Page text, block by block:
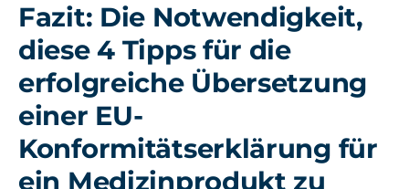
Fazit: Die Notwendigkeit,
diese 4 Tipps für die
erfolgreiche Übersetzung
einer EU-
Konformitätserklärung für
ein Medizinprodukt zu